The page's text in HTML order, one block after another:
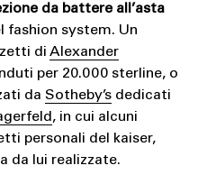
da battere all’asta
fashion system. Un
di Alexander
per 20.000 sterline, o
da Sotheby’sdedicati
, in cui alcuni
personali del kaiser,
da lui realizzate.